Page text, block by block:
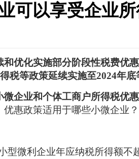
可以享受企业
和优化实施部分阶段性税费优
税等政策延续实施至2024年底
微企业和个体工商户所得税优
优惠政策适用于哪些小微企业
型微利企业年应纳税所得额不